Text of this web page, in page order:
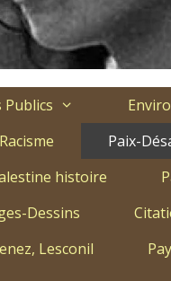
Publics
Paix-
histoire
Dessins
Lesconil